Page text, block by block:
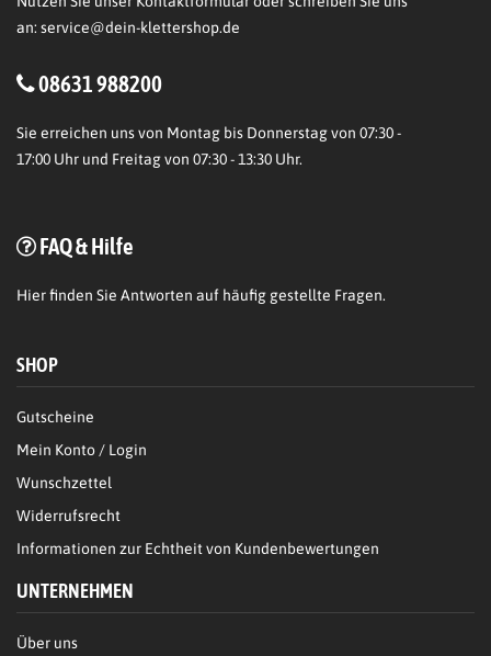
an: service@dein-klettershop.de
08631 988200
Sie erreichen uns von Montag bis Donnerstag von 07:30 -
17:00 Uhr und Freitag von 07:30 - 13:30 Uhr.
FAQ & Hilfe
Hierfinden Sie Antworten auf häufig gestellte Fragen.
SHOP
Gutscheine
Mein Konto / Login
Wunschzettel
Widerrufsrecht
Informationen zur Echtheit von Kundenbewertungen
UNTERNEHMEN
Über uns